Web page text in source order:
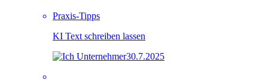
Praxis-Tipps
KI Text schreiben lassen
30.7.2025